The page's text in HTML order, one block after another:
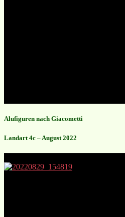
Alufiguren nach Giacometti
Landart 4c – August 2022